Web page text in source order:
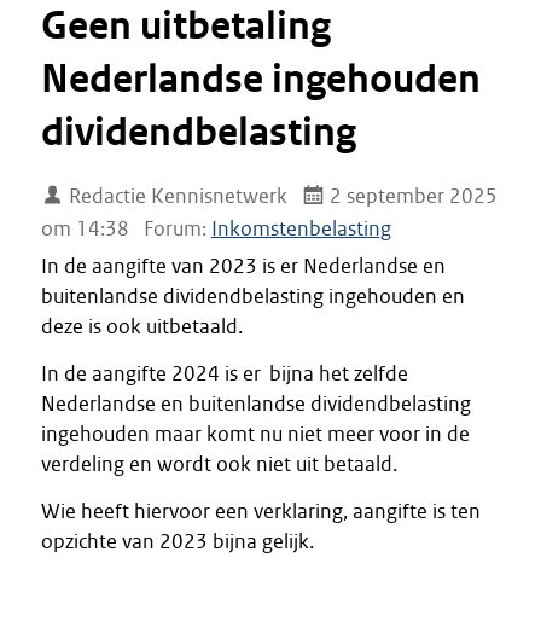
Geen uitbetaling
Nederlandse ingehouden
dividendbelasting
Redactie Kennisnetwerk
2 september 2025
om 14:38
Forum: Inkomstenbelasting
In de aangifte van 2023 is er Nederlandse en
buitenlandse dividendbelasting ingehouden en
deze is ook uitbetaald.
In de aangifte 2024 is er bijna het zelfde
Nederlandse en buitenlandse dividendbelasting
ingehouden maar komt nu niet meer voor in de
verdeling en wordt ook niet uit betaald.
Wie heeft hiervoor een verklaring, aangifte is ten
opzichte van 2023 bijna gelijk.